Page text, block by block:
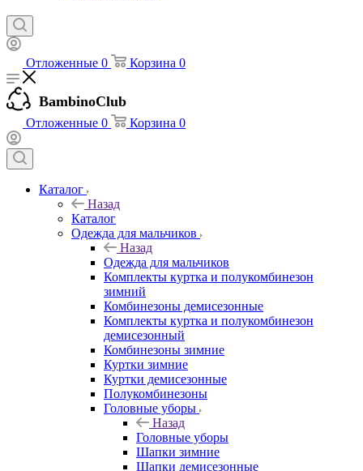
Отложенные 0 Корзина 0
BambinoClub
Отложенные 0 Корзина 0
Каталог
Назад
Каталог
Одежда для мальчиков
Назад
Одежда для мальчиков
Комплекты куртка и полукомбинезон
зимний
Комбинезоны демисезонные
Комплекты куртка и полукомбинезон
демисезонный
Комбинезоны зимние
Куртки зимние
Куртки демисезонные
Полукомбинезоны
Головные уборы
Назад
Головные уборы
Шапки зимние
Шапки демисезонные